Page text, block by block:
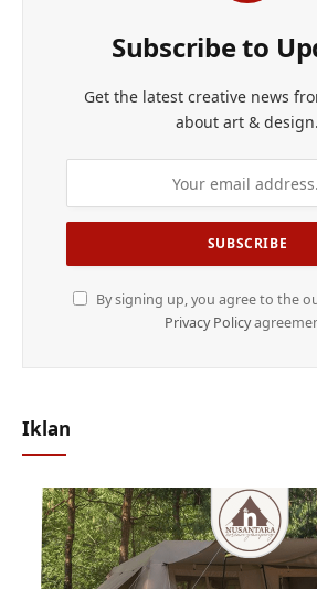
Subscribe to
Get the latest creative news
about art & design.
By signing up, you agree to the
Privacy Policy
Iklan